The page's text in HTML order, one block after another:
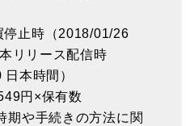
止時（2018/01/26
リリース配信時
本時間）
円×保有数
期や手続きの方法に関